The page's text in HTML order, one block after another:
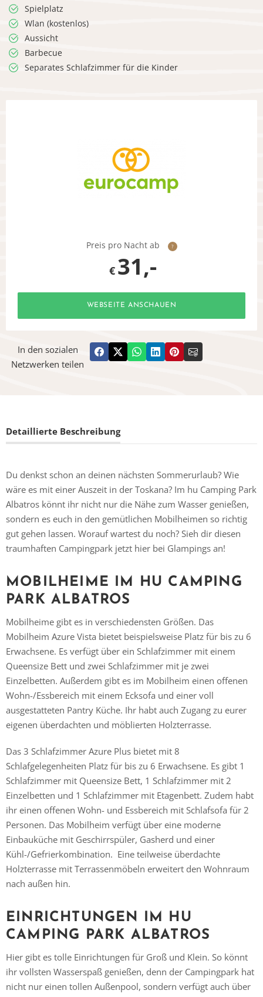
Spielplatz
Wlan (kostenlos)
Aussicht
Barbecue
Separates Schlafzimmer für die Kinder
Preis pro Nacht ab ?
€ 31,-
WEBSEITE ANSCHAUEN
In den sozialen
Netzwerken teilen
Detaillierte Beschreibung
Du denkst schon an deinen nächsten Sommerurlaub? Wie
wäre es mit einer Auszeit in der Toskana? Im hu Camping Park
Albatros könnt ihr nicht nur die Nähe zum Wasser genießen,
sondern es euch in den gemütlichen Mobilheimen so richtig
gut gehen lassen. Worauf wartest du noch? Sieh dir diesen
traumhaften Campingpark jetzt hier bei Glampings an!
MOBILHEIME IM HU CAMPING
PARK ALBATROS
Mobilheime gibt es in verschiedensten Größen. Das
Mobilheim Azure Vista bietet beispielsweise Platz für bis zu 6
Erwachsene. Es verfügt über ein Schlafzimmer mit einem
Queensize Bett und zwei Schlafzimmer mit je zwei
Einzelbetten. Außerdem gibt es im Mobilheim einen offenen
Wohn-/Essbereich mit einem Ecksofa und einer voll
ausgestatteten Pantry Küche. Ihr habt auch Zugang zu eurer
eigenen überdachten und möblierten Holzterrasse.
Das 3 Schlafzimmer Azure Plus bietet mit 8
Schlafgelegenheiten Platz für bis zu 6 Erwachsene. Es gibt 1
Schlafzimmer mit Queensize Bett, 1 Schlafzimmer mit 2
Einzelbetten und 1 Schlafzimmer mit Etagenbett. Zudem habt
ihr einen offenen Wohn- und Essbereich mit Schlafsofa für 2
Personen. Das Mobilheim verfügt über eine moderne
Einbauküche mit Geschirrspüler, Gasherd und einer
Kühl-/Gefrierkombination. Eine teilweise überdachte
Holzterrasse mit Terrassenmöbeln erweitert den Wohnraum
nach außen hin.
EINRICHTUNGEN IM HU
CAMPING PARK ALBATROS
Hier gibt es tolle Einrichtungen für Groß und Klein. So könnt
ihr vollsten Wasserspaß genießen, denn der Campingpark hat
nicht nur einen tollen Außenpool, sondern verfügt auch über